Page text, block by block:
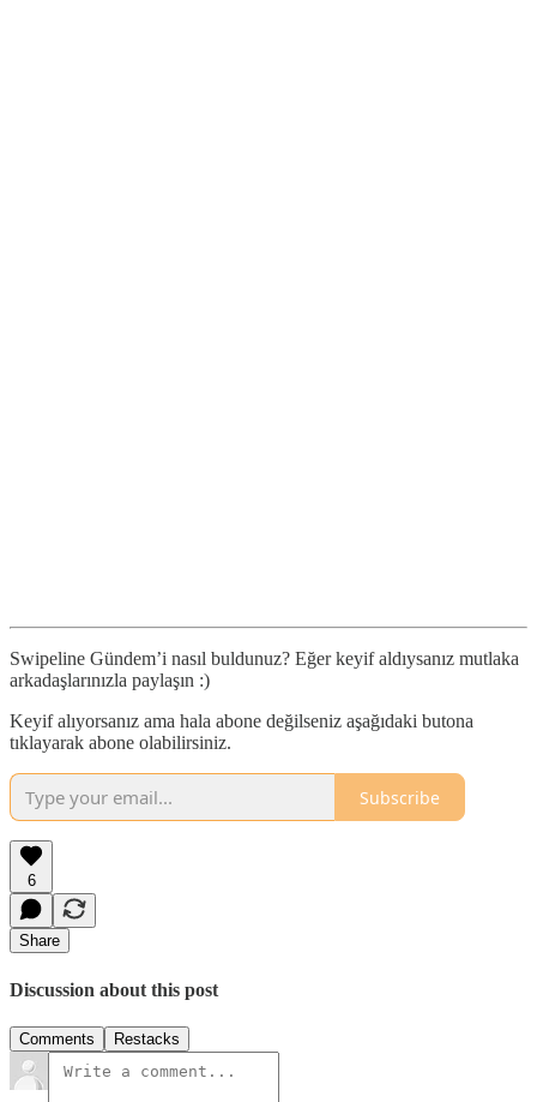
Swipeline Gündem’i nasıl buldunuz? Eğer keyif aldıysanız mutlaka
arkadaşlarınızla paylaşın :)
Keyif alıyorsanız ama hala abone değilseniz aşağıdaki butona
tıklayarak abone olabilirsiniz.
Subscribe
6
Share
Discussion about this post
Comments Restacks